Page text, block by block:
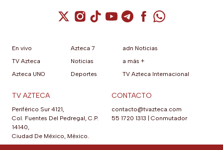
Cuenta de X / Twitter (se abre en una
Cuenta de Instagram (se abre en una
Cuenta de TikTok (se abre en
Cuenta de YouTube (se abre
Cuenta de Telegram (se
Cuenta de
Cuenta de
En vivo
TV Azteca
Azteca UNO
Azteca 7
Noticias
Deportes
adn Noticias
a más +
TV Azteca Internacional
TV AZTECA
Periférico Sur 4121,
Col. Fuentes Del Pedregal, C.P.
14140,
Ciudad De México, México.
CONTACTO
contacto@tvazteca.com
55 1720 1313
Conmutador